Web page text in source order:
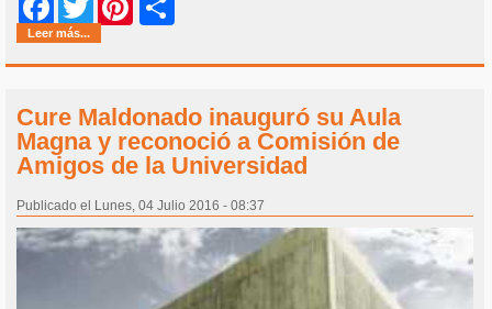
Facebook
Twitter Pinterest
Leer más...
Cure Maldonado inauguró su Aula
Magna y reconoció a Comisión de
Amigos de la Universidad
Publicado el Lunes, 04 Julio 2016 - 08:37